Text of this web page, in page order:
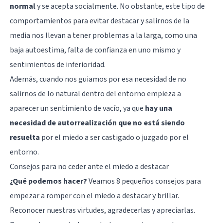
normaly se acepta socialmente. No obstante, este tipo de
comportamientos para evitar destacar y salirnos de la
media nos llevan a tener problemas a la larga, como una
baja autoestima, falta de confianza en uno mismo y
sentimientos de inferioridad.
Además, cuando nos guiamos por esa necesidad de no
salirnos de lo natural dentro del entorno empieza a
aparecer un sentimiento de vacío, ya que hay una
necesidad de autorrealización que no está siendo
resuelta por el miedo a ser castigado o juzgado por el
entorno.
Consejos para no ceder ante el miedo a destacar
¿Qué podemos hacer?Veamos 8 pequeños consejos para
empezar a romper con el miedo a destacar y brillar.
Reconocer nuestras virtudes, agradecerlas y apreciarlas.